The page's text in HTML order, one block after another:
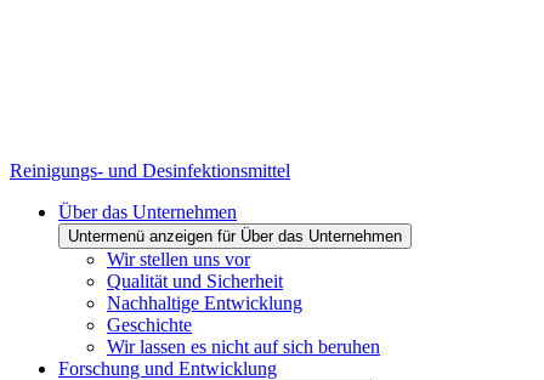
Reinigungs- und Desinfektionsmittel
Über das Unternehmen
Untermenü anzeigen für Über das Unternehmen
Wir stellen uns vor
Qualität und Sicherheit
Nachhaltige Entwicklung
Geschichte
Wir lassen es nicht auf sich beruhen
Forschung und Entwicklung